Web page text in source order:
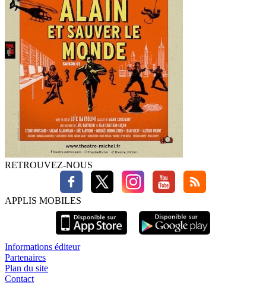
RETROUVEZ-NOUS
APPLIS MOBILES
Informations éditeur
Partenaires
Plan du site
Contact